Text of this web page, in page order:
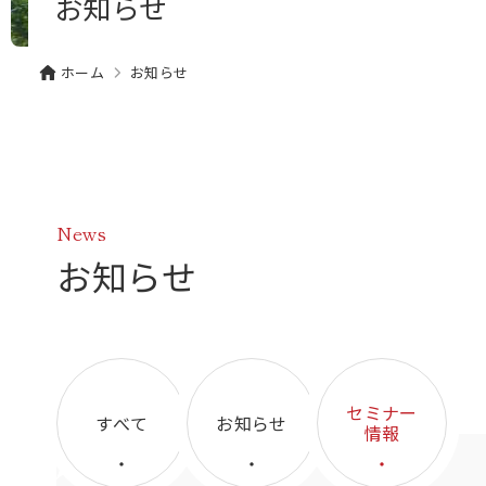
ホーム お知らせ
News
お知らせ
すべて お知らせ セミナー
情報